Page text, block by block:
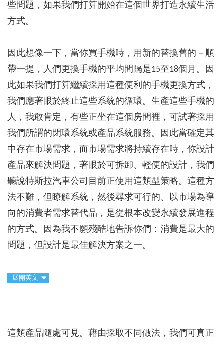
些問題，如果我們打算開始在這個世界打造永續生活
方式。
因此想像一下，當你買手機時，用新的替換舊的－順
帶一提，人們更換手機的平均間隔是15至18個月。因
此如果我們打算繼續採用這種便利的手機更換方式，
我們應著眼於終止這些系統的循環。生產這些手機的
人，我敢肯定，有些正坐在這個房間裡，可試著採用
我們所謂的閉環系統或產品系統服務。因此當確定其
中存在市場需求，而市場需求將持續存在時，你設計
產品來解決問題，著眼於可拆卸、輕便的設計，我們
聽說特斯拉汽車公司目前正使用這類型策略。這種方
法不難，但瞭解系統，然後尋求可行的、以市場為導
向的消費者需求替代品，是從根本改變永續發展進程
的方式。因為我不願殘酷地告訴你們：消費是最大的
問題，但設計是最佳解決方案之一。
展開英文
這類產品隨處可見。藉由採取不同做法，我們可真正